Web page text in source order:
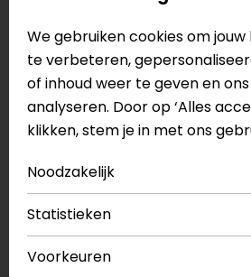
motor T-shirt. Goede
platte naden, om te voorkomen
huid ontstaan.
In onze online outlet store is er
. Zo zijn er
of zonder prints,
thermoshirts
Alle shirts zijn speciaal gemaakt
verkrijgbaar met zowel korte als
We gebruiken cookies om
te verbeteren,
of inhoud weer te geven en
analyseren. Door op ‘Alles
klikken, stem je in met ons
Noodzakelijk
Statistieken
Voorkeuren